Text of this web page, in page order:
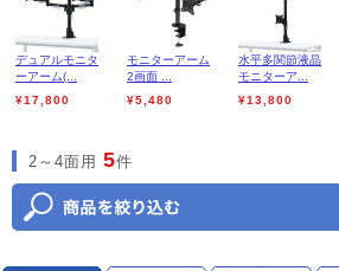
デュアルモニタ
ーアーム(...
¥17,800
モニターアーム
2画面 ...
¥5,480
水平多関節液晶
モニターア...
¥13,800
2～4面用 5件